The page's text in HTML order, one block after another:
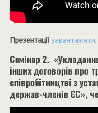
Презентації завантажити.
Семінар 2.
інших договорів про
співробітництві з
держав-членів ЄС»,